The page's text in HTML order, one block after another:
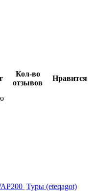
Кол-во
отзывов
Нравится
Туры (eteqagot)